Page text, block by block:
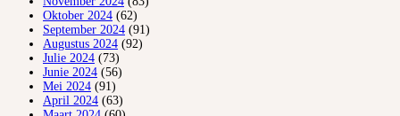
Oktober 2024 (62)
September 2024 (91)
Augustus 2024 (92)
Julie 2024 (73)
Junie 2024 (56)
Mei 2024 (91)
April 2024 (63)